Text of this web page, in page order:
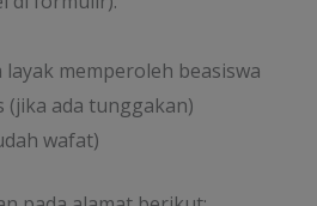
memperoleh beasiswa
(jika ada tunggakan)
wafat)